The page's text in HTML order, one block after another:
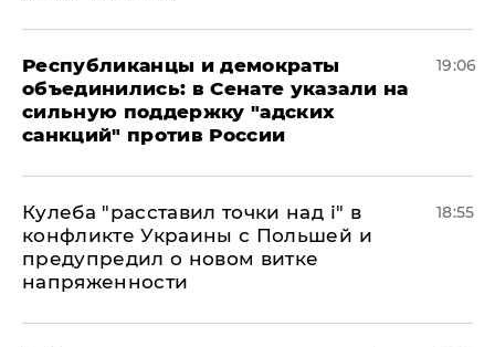
Республиканцы и демократы
объединились: в Сенате указали на
сильную поддержку "адских
санкций" против России
19:06
Кулеба "расставил точки над і" в
конфликте Украины с Польшей и
предупредил о новом витке
напряженности
18:55